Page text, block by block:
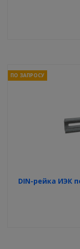
DIN-рейка ИЭК
ПО ЗАПРОСУ